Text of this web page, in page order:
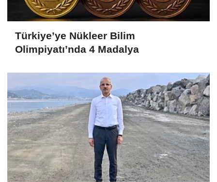
Türkiye’ye Nükleer Bilim
Olimpiyatı’nda 4 Madalya